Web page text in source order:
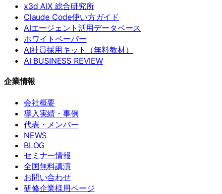
x3d AIX 総合研究所
Claude Code使い方ガイド
AIエージェント活用データベース
ホワイトペーパー
AI社員採用キット（無料教材）
AI BUSINESS REVIEW
企業情報
会社概要
導入実績・事例
代表・メンバー
NEWS
BLOG
セミナー情報
全国無料講演
お問い合わせ
研修企業様用ページ